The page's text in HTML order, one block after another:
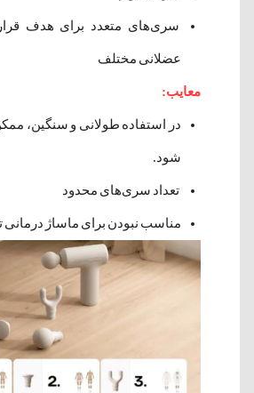
سری‌های متعدد برای هدف
عضلانی مختلف
معایب:
در استفاده طولانی و سنگین،
شود.
تعداد سری‌های محدود
مناسب نبودن برای ماساژ